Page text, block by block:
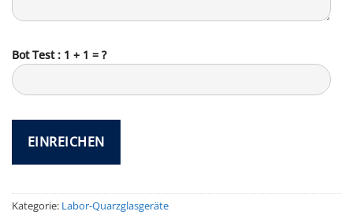
Bot Test : 1 + 1 = ?
Kategorie: Labor-Quarzglasgeräte